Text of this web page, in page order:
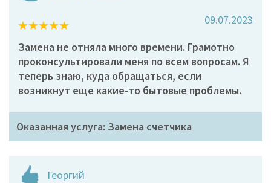
09.07.2023
Замена не отняла много времени. Грамотно
проконсультировали меня по всем вопросам. Я
теперь знаю, куда обращаться, если
возникнут еще какие-то бытовые проблемы.
Оказанная услуга: Замена счетчика
Георгий